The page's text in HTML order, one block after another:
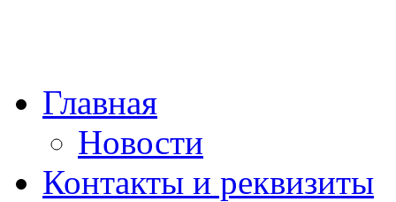
Главная
Новости
Контакты и реквизиты